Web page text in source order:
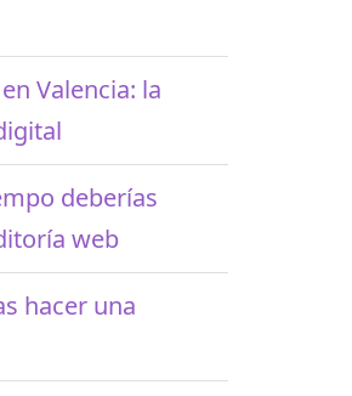
Valencia: la
deberías
web
hacer una